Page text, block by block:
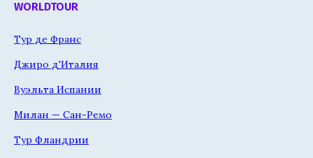
WORLDTOUR
Тур де Франс
Джиро д'Италия
Вуэльта Испании
Милан — Сан-Ремо
Тур Фландрии